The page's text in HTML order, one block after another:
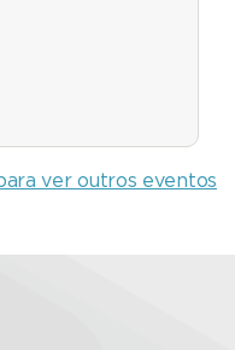
ver outros eventos